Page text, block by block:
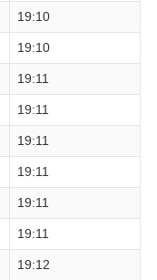
19:10
19:10
19:11
19:11
19:11
19:11
19:11
19:11
19:12